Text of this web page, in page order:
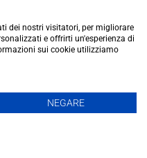
Policy
giornalistica registrata
n.02/2024 del 17/07/2024 |
dei nostri visitatori, per migliorare
e offrirti un'esperienza di
sui cookie utilizziamo
NEGARE